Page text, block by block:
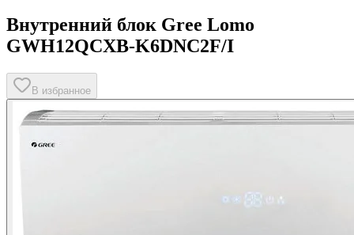
Внутренний блок Gree Lomo
GWH12QCXB-K6DNC2F/I
В избранное